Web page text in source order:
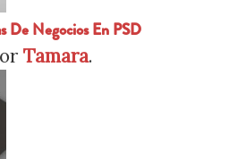
De Negocios En PSD
Tamara.